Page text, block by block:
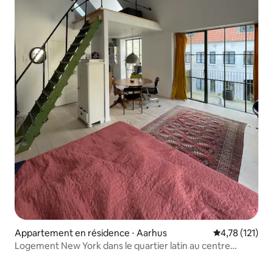
Appartement en résidence ⋅ Aarhus Évaluation
4,78 (121)
Logement New York dans le quartier latin au centre